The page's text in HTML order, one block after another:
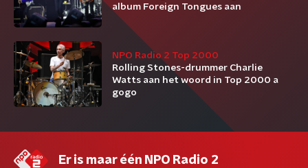
album Foreign Tongues aan
NPO Radio 2 Top 2000
Rolling Stones-drummer Charlie
Watts aan het woord in Top 2000 a
gogo
Er is maar één NPO Radio 2